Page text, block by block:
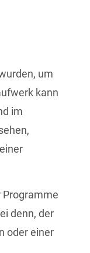
um
kann
im
Programme
denn, der
oder einer